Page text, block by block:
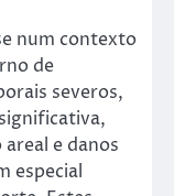
num contexto
de
severos,
e danos
especial